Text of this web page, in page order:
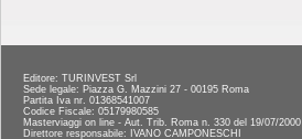
Editore: TURINVEST Srl
Sede legale: Piazza G. Mazzini 27 - 00195 Roma
Partita Iva nr. 01368541007
Codice Fiscale: 05179980585
Masterviaggi on line - Aut. Trib. Roma n. 330 del 19/07/2000
Direttore responsabile: IVANO CAMPONESCHI